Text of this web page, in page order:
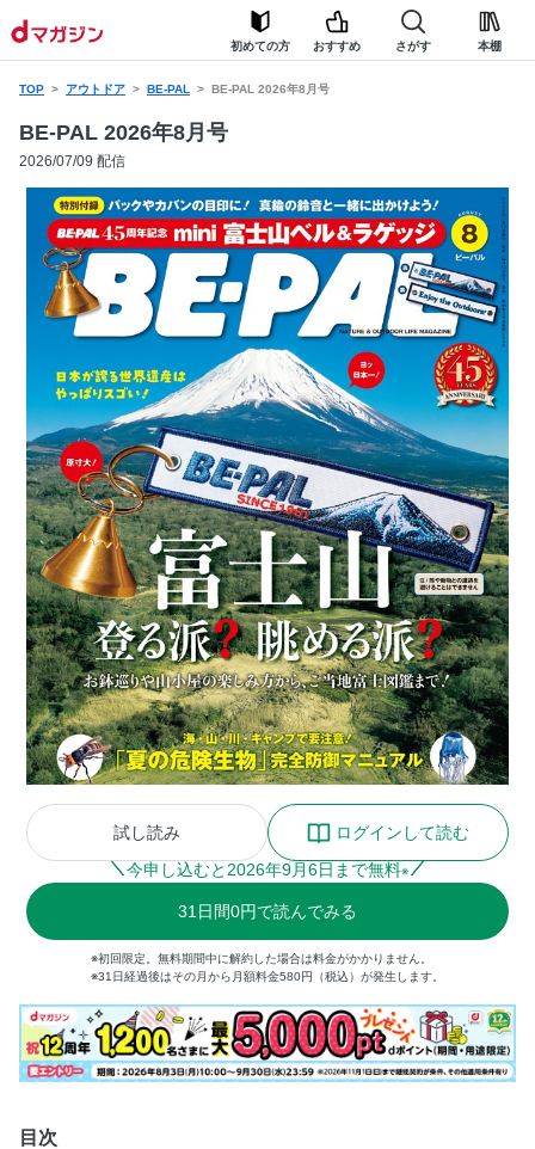
初めての方 おすすめ さがす 本棚
TOP アウトドア BE-PAL BE-PAL 2026年8月号
BE-PAL 2026年8月号
2026/07/09 配信
試し読み
ログインして読む
今申し込むと 2026年9月6日まで無料※
31 日間0円で読んでみる
※初回限定。無料期間中に解約した場合は料金がかかりません。
※31日経過後はその月から月額料金580円（税込）が発生します。
目次